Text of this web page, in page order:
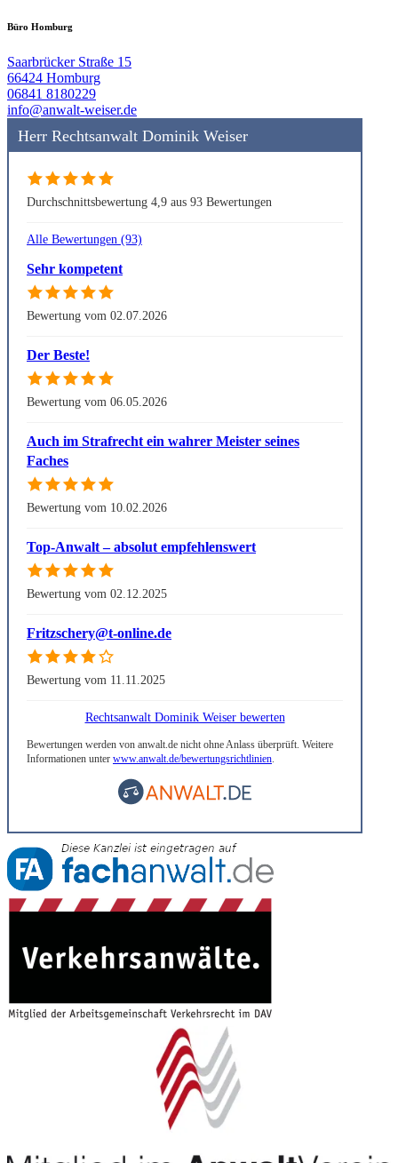
Büro Homburg
Saarbrücker Straße 15
66424 Homburg
06841 8180229
info@anwalt-weiser.de
Herr Rechtsanwalt Dominik Weiser
Durchschnittsbewertung 4,9 aus 93 Bewertungen
Alle Bewertungen (93)
Sehr kompetent
Bewertung vom 02.07.2026
Der Beste!
Bewertung vom 06.05.2026
Auch im Strafrecht ein wahrer Meister seines
Faches
Bewertung vom 10.02.2026
Top-Anwalt – absolut empfehlenswert
Bewertung vom 02.12.2025
Fritzschery@t-online.de
Bewertung vom 11.11.2025
Rechtsanwalt Dominik Weiser bewerten
Bewertungen werden von anwalt.de nicht ohne Anlass überprüft. Weitere
Informationen unter www.anwalt.de/bewertungsrichtlinien.